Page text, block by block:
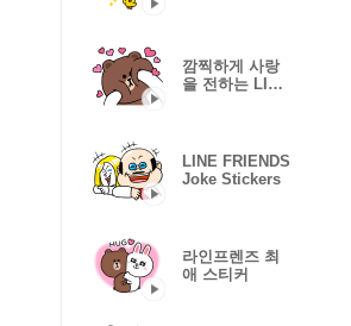
깜찍하게 사랑
을 전하는 LINE
LINE FRIENDS
Joke Stickers
라인프렌즈 최
애 스티커